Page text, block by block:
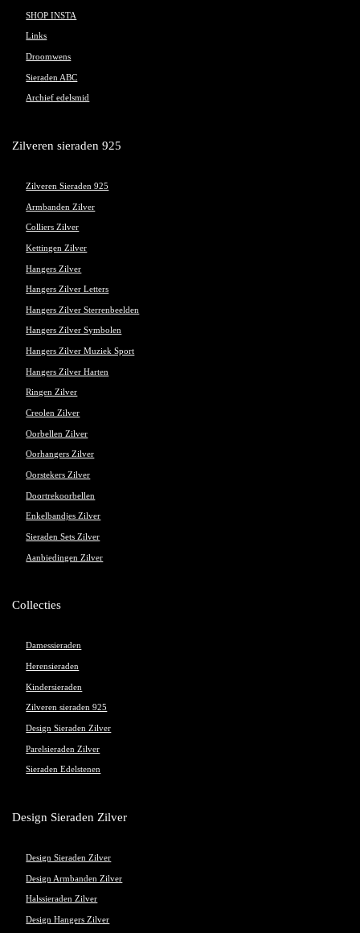
SHOP INSTA
Links
Droomwens
Sieraden ABC
Archief edelsmid
Zilveren sieraden 925
Zilveren Sieraden 925
Armbanden Zilver
Colliers Zilver
Kettingen Zilver
Hangers Zilver
Hangers Zilver Letters
Hangers Zilver Sterrenbeelden
Hangers Zilver Symbolen
Hangers Zilver Muziek Sport
Hangers Zilver Harten
Ringen Zilver
Creolen Zilver
Oorbellen Zilver
Oorhangers Zilver
Oorstekers Zilver
Doortrekoorbellen
Enkelbandjes Zilver
Sieraden Sets Zilver
Aanbiedingen Zilver
Collecties
Damessieraden
Herensieraden
Kindersieraden
Zilveren sieraden 925
Design Sieraden Zilver
Parelsieraden Zilver
Sieraden Edelstenen
Design Sieraden Zilver
Design Sieraden Zilver
Design Armbanden Zilver
Halssieraden Zilver
Design Hangers Zilver